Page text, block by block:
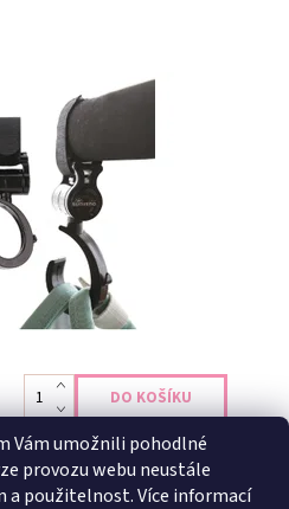
batoh na kočárek!
kg Jedno balení obsahuje 2
k této položce.
Vám umožnili pohodlné
provozu webu neustále
a použitelnost.Více informací